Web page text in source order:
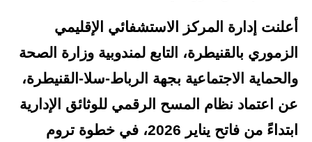
أعلنت إدارة المركز الاستشفائي الإقليمي
الزموري بالقنيطرة، التابع لمندوبية وزارة الصحة
والحماية الاجتماعية بجهة الرباط-سلا-القنيطرة،
عن اعتماد نظام المسح الرقمي للوثائق الإدارية
ابتداءً من فاتح يناير 2026، في خطوة تروم